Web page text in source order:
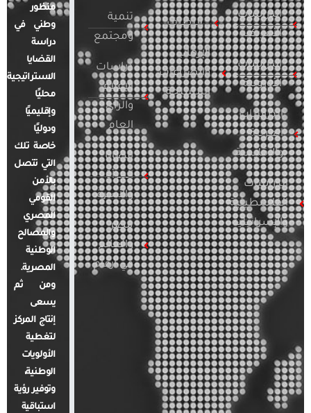
الدراسات
الأمريكية
الدراسات
الأوروبية
الدراسات
العربية
والإقليمية
الدراسات
الفلسطينية
والإسرائيلية
التطرف
الإرهاب
والصراعات
المسلحة
تنمية
ومجتمع
دراسات
الإعلام
والرأي
العام
قضايا
المرأة
والأسرة
مصر
والعالم
في أرقام
منظور
وطني في
دراسة
القضايا
الاستراتيجية
محليًا
وإقليميًا
ودوليًا
خاصة تلك
التي تتصل
بالأمن
القومي
المصري
والمصالح
الوطنية
المصرية.
ومن ثم
يسعى
إنتاج المركز
لتغطية
الأولويات
الوطنية،
وتوفير رؤية
استباقية